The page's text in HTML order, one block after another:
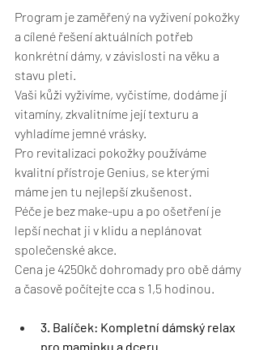
Program je zaměřený na vyživení pokožky
a cílené řešení aktuálních potřeb
konkrétní dámy, v závislosti na věku a
stavu pleti.
Vaši kůži vyživíme, vyčistíme, dodáme jí
vitamíny, zkvalitníme její texturu a
vyhladíme jemné vrásky.
Pro revitalizaci pokožky používáme
kvalitní přístroje Genius, se kterými
máme jen tu nejlepší zkušenost.
Péče je bez make-upu a po ošetření je
lepší nechat ji v klidu a neplánovat
společenské akce.
Cena je 4250kč dohromady pro obě dámy
a časově počítejte cca s 1,5 hodinou.
3. Balíček: Kompletní dámský relax
pro maminku a dceru